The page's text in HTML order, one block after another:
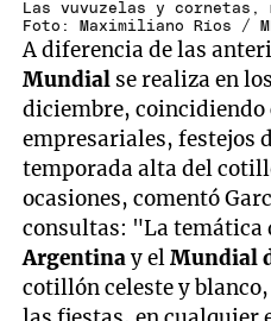
Las vuvuzelas y cornetas,
Foto: Maximiliano Ríos /
A diferencia de las
Mundial se realiza en
diciembre, coincidiendo
empresariales, festejos
temporada alta del
ocasiones, comentó
consultas: "La temática
Argentinay elMundial
cotillón celeste y